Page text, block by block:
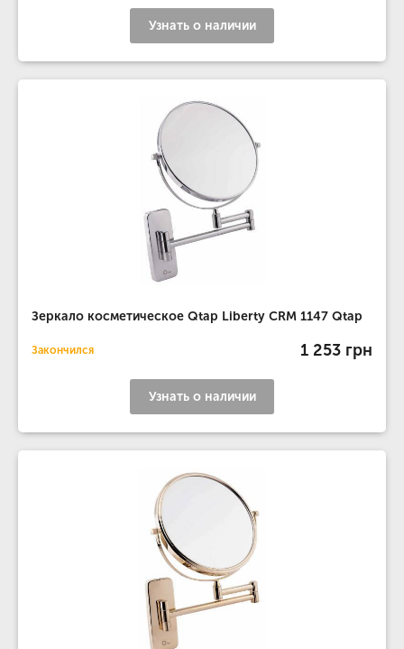
Узнать о наличии
Зеркало косметическое Qtap Liberty CRM 1147 Qtap
Закончился 1 253 грн
Узнать о наличии